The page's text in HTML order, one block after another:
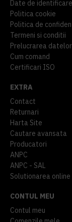
Date de
Politica cookie
Politica de
Termeni si conditii
Prelucrarea
Cum comand
Certificari ISO
EXTRA
Contact
Returnari
Harta Site
Cautare avansata
Producatori
ANPC
ANPC - SAL
Solutionarea
CONTUL MEU
Contul meu